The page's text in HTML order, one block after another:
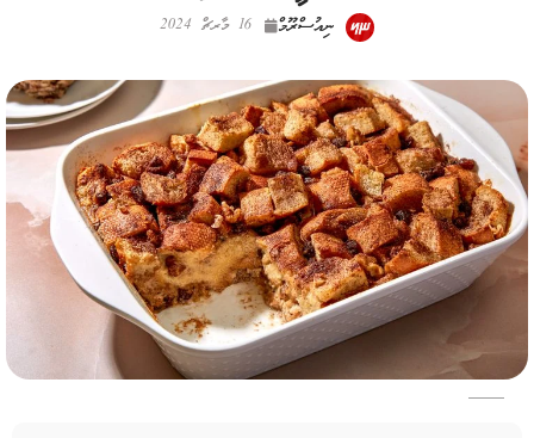
ނިއުސްރޫމް 16 މާރޗް 2024